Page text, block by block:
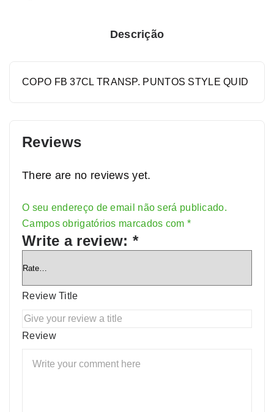
Descrição
COPO FB 37CL TRANSP. PUNTOS STYLE QUID
Reviews
There are no reviews yet.
O seu endereço de email não será publicado.
Campos obrigatórios marcados com *
Write a review: *
Review Title
Review
Alternative: